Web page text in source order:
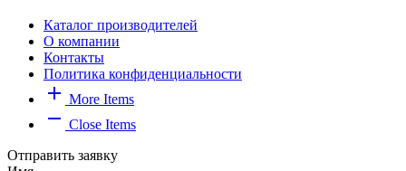
Каталог производителей
О компании
Контакты
Политика конфиденциальности
add More Items
remove Close Items
Отправить заявку